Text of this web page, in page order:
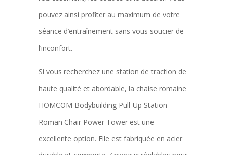
pouvez ainsi profiter au maximum de votre
séance d’entraînement sans vous soucier de
l’inconfort.
Si vous recherchez une station de traction de
haute qualité et abordable, la chaise romaine
HOMCOM Bodybuilding Pull-Up Station
Roman Chair Power Tower est une
excellente option. Elle est fabriquée en acier